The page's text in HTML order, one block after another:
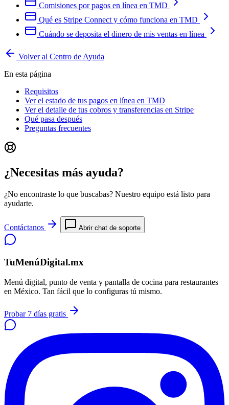
Comisiones por pagos en línea en TMD
Qué es Stripe Connect y cómo funciona en TMD
Cuándo se deposita el dinero de mis ventas en línea
Volver al Centro de Ayuda
En esta página
Requisitos
Ver el estado de tus pagos en línea en TMD
Ver el detalle de tus cobros y transferencias en Stripe
Qué pasa después
Preguntas frecuentes
¿Necesitas más ayuda?
¿No encontraste lo que buscabas? Nuestro equipo está listo para
ayudarte.
Contáctanos Abrir chat de soporte
TuMenúDigital.mx
Menú digital, punto de venta y pantalla de cocina para restaurantes
en México. Tan fácil que lo configuras tú mismo.
Probar 7 días gratis